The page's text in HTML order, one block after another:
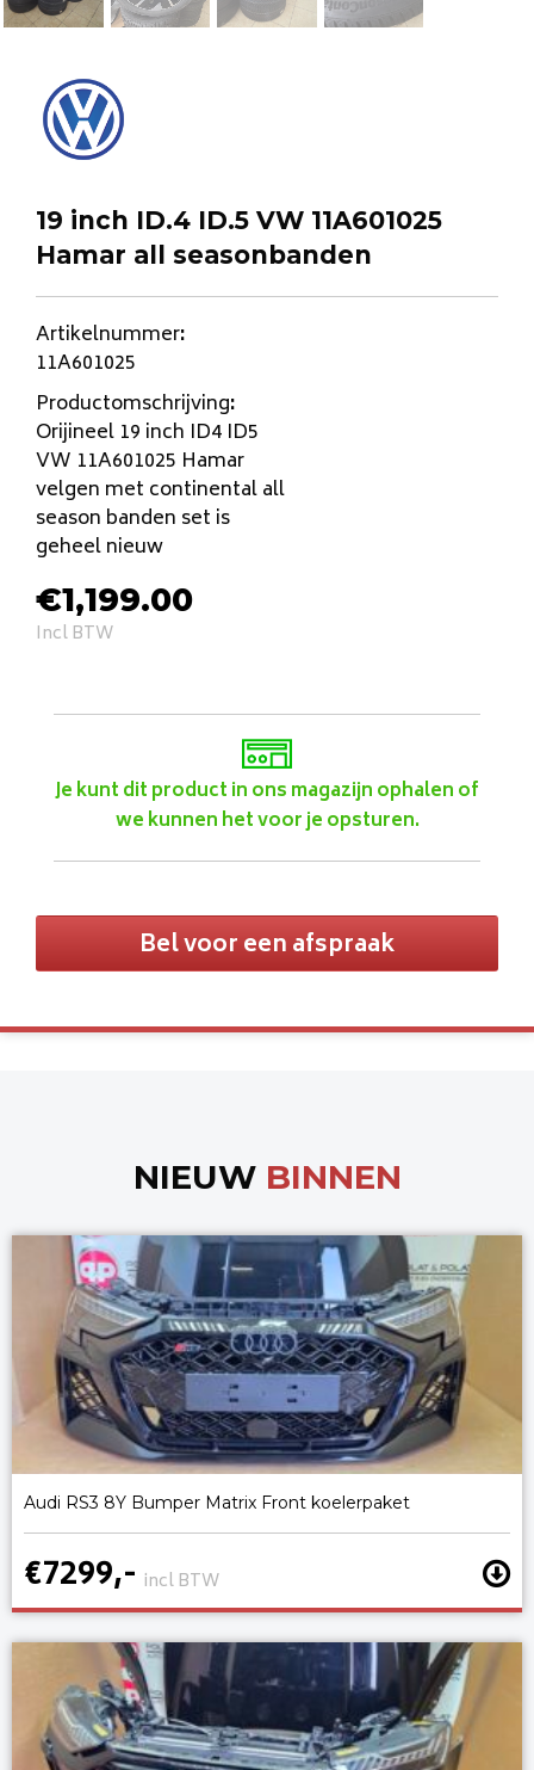
19 inch ID.4 ID.5 VW 11A601025
Hamar all seasonbanden
Artikelnummer:
11A601025
Productomschrijving:
Orijineel 19 inch ID4 ID5
VW 11A601025 Hamar
velgen met continental all
season banden set is
geheel nieuw
€1,199.00
Incl BTW
Je kunt dit product in ons magazijn ophalen of
we kunnen het voor je opsturen.
Bel voor een afspraak
NIEUW BINNEN
Audi RS3 8Y Bumper Matrix Front koelerpaket
€7299,- incl BTW